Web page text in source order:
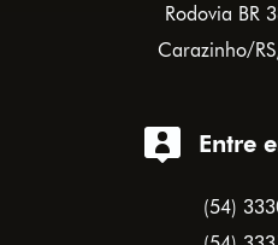
Rodovia BR
Carazinho/
Entre
(54)